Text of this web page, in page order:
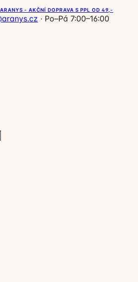
- AKČNÍ DOPRAVA S PPL OD 49,-
· Po–Pá 7:00–16:00